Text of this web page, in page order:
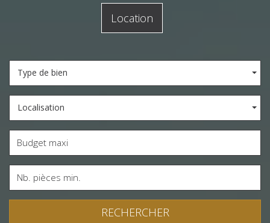
Location
Type de bien
Localisation
RECHERCHER